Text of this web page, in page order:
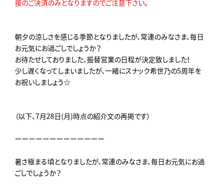
接のご決済のみとなりますのでご注意下さい。
朝夕の涼しさを感じる季節となりましたが、常連のみなさま、毎日
お元気にお過ごしでしょうか？
お待たせしておりました、振替営業の日程が決定致しました！
少し遅くなってしまいましたが、一緒にスナック希世乃の5周年を
お祝いしましょう☆
（以下、7月28日(月)時点の紹介文の再掲です）
ーーーーーーーーーーーーー
暑さ極まる頃となりましたが、常連のみなさま、毎日お元気にお過
ごしでしょうか？